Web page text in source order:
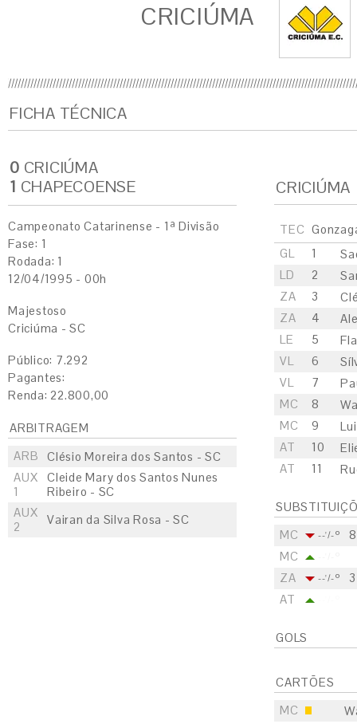
CRICIÚMA
FICHA TÉCNICA
0 CRICIÚMA
1 CHAPECOENSE
Campeonato Catarinense - 1ª Divisão
Fase: 1
Rodada: 1
12/04/1995 - 00h
Majestoso
Criciúma - SC
Público: 7.292
Pagantes:
Renda: 22.800,00
ARBITRAGEM
ARB
Clésio Moreira dos Santos - SC
AUX
1
Cleide Mary dos Santos Nunes
Ribeiro - SC
AUX
2
Vairan da Silva Rosa - SC
CRICIÚMA
TEC
GL
1
LD
2
ZA
3
ZA
4
LE
5
VL
6
VL
7
MC
8
MC
9
AT
10
AT
11
MC
--'/-º
8
MC
ZA --'/-º
3
AT
GOLS
CARTÕES
MC